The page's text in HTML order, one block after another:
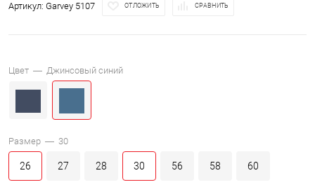
Артикул: Garvey 5107 ОТЛОЖИТЬ СРАВНИТЬ
Цвет — Джинсовый синий
Размер — 30
26 27 28 30 56 58 60